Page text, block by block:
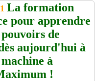
La formation
pour apprendre
de
aujourd'hui à
à
!